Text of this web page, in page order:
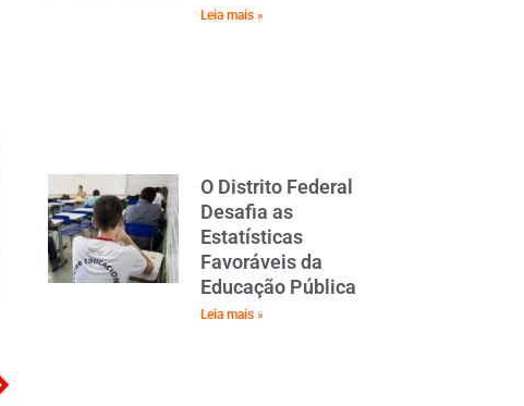
Leia mais »
O Distrito Federal
Desafia as
Estatísticas
Favoráveis da
Educação Pública
Leia mais »